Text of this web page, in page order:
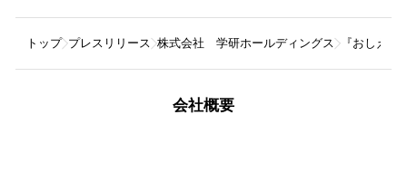
トップ プレスリリース 株式会社 学研ホールディングス 『おしえ
会社概要